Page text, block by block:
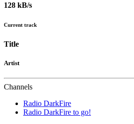
128 kB/s
Current track
Title
Artist
Channels
Radio DarkFire
Radio DarkFire to go!